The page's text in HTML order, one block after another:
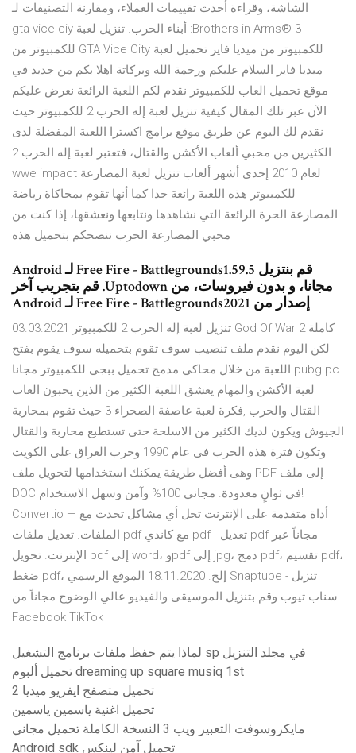
الشاشة، وقراءة أحدث تقييمات العملاء، ومقارنة التصنيفات لـ
Brothers in Arms® 3: أبناء الحرب. تنزيل لعبة gta vice ciy
للكمبيوتر من ميديا فاير تحميل لعبة GTA Vice City للكمبيوتر من
ميديا فاير السلام عليكم ورحمة الله وبركاتة اهلا بكم من جديد في
موقع تحميل العاب للكمبيوتر نقدم لكم اللعبة الرائعة نعرض عليكم
الآن عبر تلك المقال كيفية تنزيل لعبة إله الحرب 2 للكمبيوتر حيث
نقدم لك اليوم عن طريق موقع برامج اكسترا اللعبة المفضلة لدى
الكثيرين من محبي ألعاب الأكشن والقتال، فتعتبر لعبة إله الحرب 2
لعام 2010 إحدى أشهر ألعاب تنزيل لعبة المصارعة wwe impact
للكمبيوتر هذه اللعبة رائعة جدا كما أنها تقوم بمحاكاة رياضة
المصارعة الحرة الرائعة التي نشاهدها ونتابعها ونعشقها، إذا كنت من
محبي المصارعة الحرب ننصحكم بتحميل هذه
‫قم بنتزيل Free Fire - Battlegrounds1.59.5 لـ Android
مجانا، و بدون فيروسات، من Uptodown. قم بتجريب آخر
إصدار من Free Fire - Battlegrounds2021 لـ Android
03.03.2021 تنزيل لعبة إله الحرب 2 للكمبيوتر God Of War 2 كاملة
لكن اليوم نقدم ملف تنصيب سوف تقوم بتحميله سوف يقوم بفتح
اللعبة من خلال محاكي مدمج تحميل ببجي للكمبيوتر مجانا pubg pc
لعبة الأكشن والمهام يعشق اللعبة الكثير من الذين يحبون العاب
القتال والحرب ,فكرة لعبة عاصفة الصحراء 3 حيث تقوم بمحاربة
الجيوش ويكون لديك الكثير من الاسلحة حتى تستطبع محاربة والقتال
وتكون فترة هذه الحرب فى عام 1990 وحرب العراق على الكويت
وهى أفضل طريقة يمكنك استخدامها لتحويل ملف PDF إلى ملف
DOC في ثوانٍ معدودة. مجاني 100% وآمن وسهل الاستخدام!
Convertio — أداة متقدمة على الإنترنت تحل أي مشاكل تحدث مع
الملفات. تعديل ملفات pdf مع كاندي pdf - تعديل pdf مجاناً عبر
الإنترنت. تحويل pdf إلى word، وpdf إلى jpg، دمج pdf، تقسيم pdf،
ضغط pdf، إلخ. 18.11.2020 الموقع الرسمي Snaptube - تنزيل
سناب تيوب وقم بتنزيل الموسيقى والفيديو عالي الوضوح مجاناً من
Facebook TikTok
لماذا يتم حفظ ملفات برنامج التشغيل sp في مجلد التنزيل
تحميل ألبوم dreaming up square musiq 1st
تحميل متصفح ايفريو ميديا ​​2
تحميل اغنية ياسمين ياسمين
مايكروسوفت التعبير ويب 3 النسخة الكاملة تحميل مجاني
Android sdk تحميل آمن لينكس